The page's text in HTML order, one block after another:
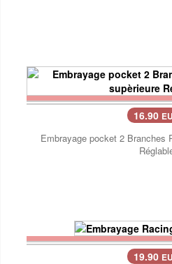
16.90
Embrayage pocket 2 Branches
19.90